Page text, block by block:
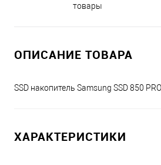
товары
ОПИСАНИЕ ТОВАРА
SSD накопитель Samsung SSD 850
ХАРАКТЕРИСТИКИ